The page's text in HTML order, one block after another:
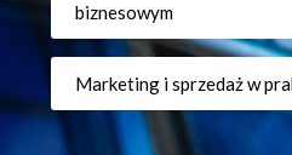
biznesowym
Marketing i sprzedaż w